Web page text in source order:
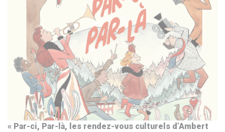
« Par-ci, Par-là, les rendez-vous culturels d’Ambert